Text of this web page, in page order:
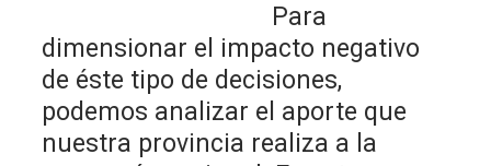
Para
dimensionar el impacto negativo
de éste tipo de decisiones,
podemos analizar el aporte que
nuestra provincia realiza a la